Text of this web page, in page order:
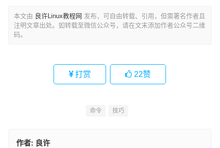
本文由 良许Linux教程网 发布，可自由转载、引用，但需署名作者且
注明文章出处。如转载至微信公众号，请在文末添加作者公众号二维
码。
打赏 22赞
命令 技巧
作者: 良许